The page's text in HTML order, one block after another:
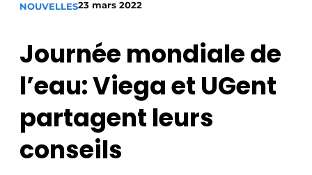
Termes et conditions
Video’s
NOUVELLES23 mars 2022
Journée mondiale de
l’eau: Viega et UGent
partagent leurs
conseils